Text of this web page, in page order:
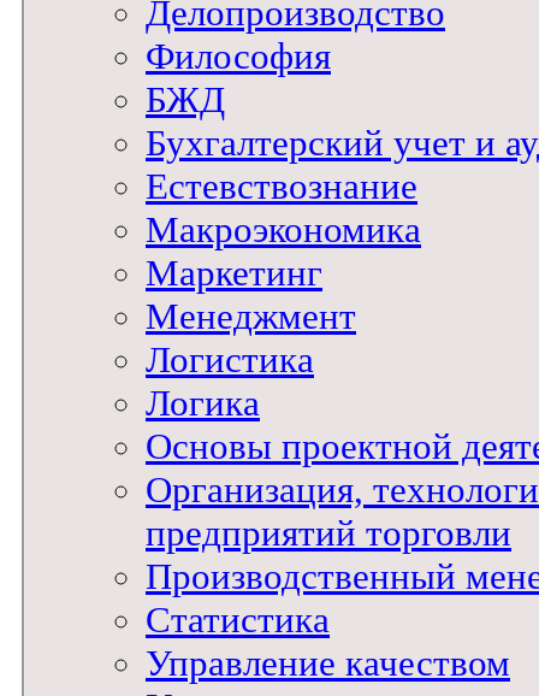
Делопроизводство
Философия
БЖД
Бухгалтерский учет и
Естевствознание
Макроэкономика
Маркетинг
Менеджмент
Логистика
Логика
Основы проектной
Организация,
предприятий торговли
Производственный
Статистика
Управление качеством